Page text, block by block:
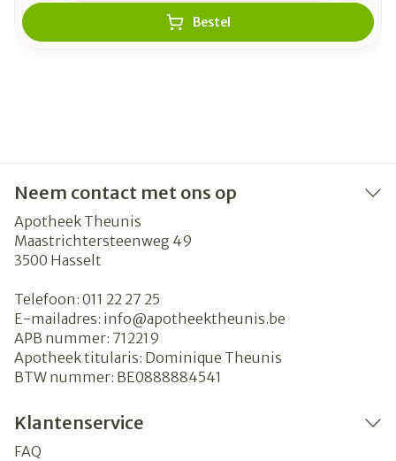
Bestel
Neem contact met ons op
Apotheek Theunis
Maastrichtersteenweg 49
3500 Hasselt
Telefoon: 011 22 27 25
E-mailadres: info@apotheektheunis.be
APB nummer: 712219
Apotheek titularis: Dominique Theunis
BTW nummer: BE0888884541
Klantenservice
FAQ